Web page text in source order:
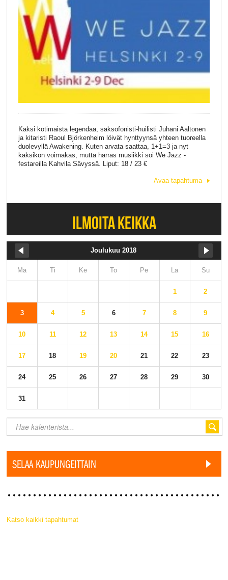
Kaksi kotimaista legendaa, saksofonisti-huilisti Juhani Aaltonen
ja kitaristi Raoul Björkenheim löivät hynttyynsä yhteen tuoreella
duolevyllä Awakening. Kuten arvata saattaa, 1+1=3 ja nyt
kaksikon voimakas, mutta harras musiikki soi We Jazz -
festareilla Kahvila Sävyssä. Liput: 18 / 23 €
Avaa tapahtuma
ILMOITA KEIKKA
Joulukuu 2018
Ma Ti Ke To Pe La Su
1 2
3 4 5 6 7 8 9
10 11 12 13 14 15 16
17 18 19 20 21 22 23
24 25 26 27 28 29 30
31
SELAA KAUPUNGEITTAIN
Katso kaikki tapahtumat